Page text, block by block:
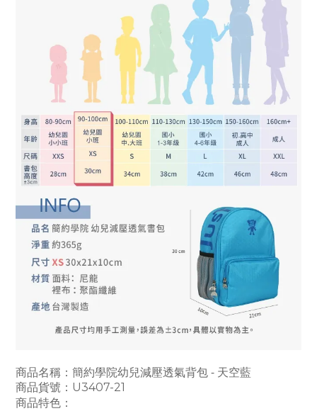
商品名稱：簡約學院幼兒減壓透氣背包 - 天空藍
商品貨號：U3407-21
商品特色：